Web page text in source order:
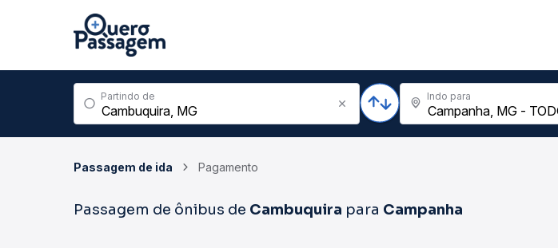
Partindo de Indo para
Passagem de ida Pagamento
Passagem de ônibus de Cambuquira para Campanha